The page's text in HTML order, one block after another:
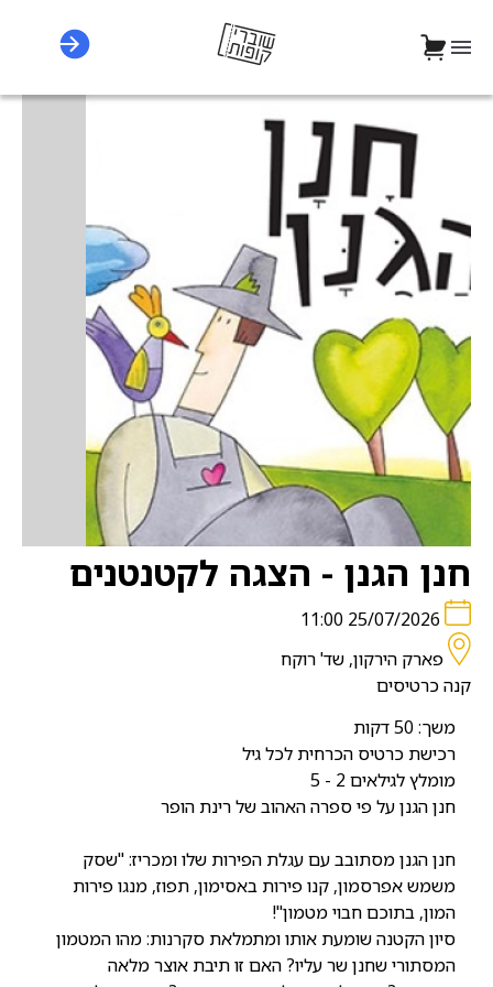
חנן הגנן - הצגה לקטנטנים
25/07/2026 11:00
פארק הירקון, שד' רוקח
קנה כרטיסים
משך: 50 דקות
רכישת כרטיס הכרחית לכל גיל
מומלץ לגילאים 2 - 5
חנן הגנן על פי ספרה האהוב של רינת הופר
חנן הגנן מסתובב עם עגלת הפירות שלו ומכריז: "שסק
משמש אפרסמון, קנו פירות באסימון, תפוז, מנגו פירות
המון, בתוכם חבוי מטמון"!
סיון הקטנה שומעת אותו ומתמלאת סקרנות: מהו המטמון
המסתורי שחנן שר עליו? האם זו תיבת אוצר מלאה